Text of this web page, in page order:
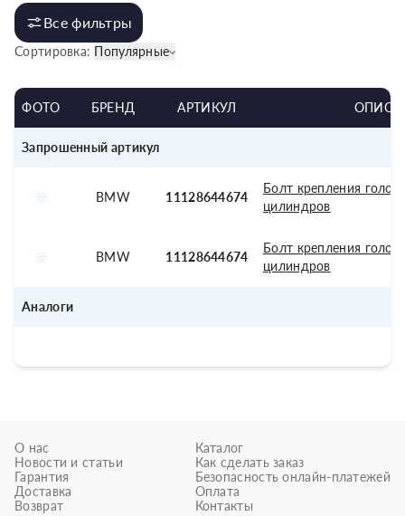
Все фильтры
Сортировка: Популярные
ФОТО БРЕНД АРТИКУЛ
Запрошенный артикул
BMW 11128644674
Болт крепления
цилиндров
BMW 11128644674
Болт крепления
цилиндров
Аналоги
О нас
Новости и статьи
Гарантия
Доставка
Возврат
Каталог
Как сделать заказ
Безопасность онлайн-платежей
Оплата
Контакты